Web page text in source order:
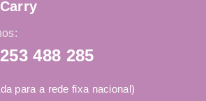
488 285
para a rede fixa nacional)